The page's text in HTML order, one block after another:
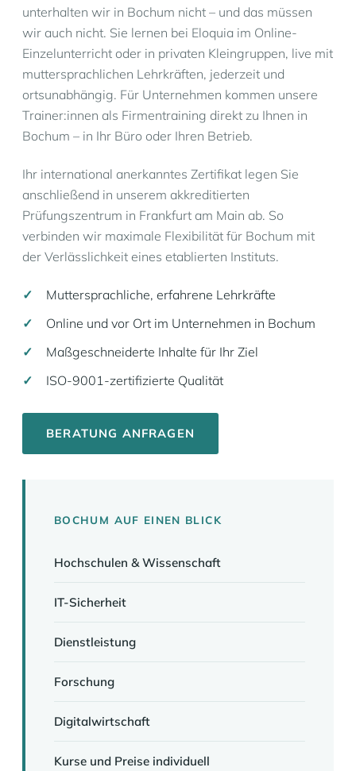
unterhalten wir in Bochum nicht – und das müssen
wir auch nicht. Sie lernen bei Eloquia im Online-
Einzelunterricht oder in privaten Kleingruppen, live mit
muttersprachlichen Lehrkräften, jederzeit und
ortsunabhängig. Für Unternehmen kommen unsere
Trainer:innen als Firmentraining direkt zu Ihnen in
Bochum – in Ihr Büro oder Ihren Betrieb.
Ihr international anerkanntes Zertifikat legen Sie
anschließend in unserem akkreditierten
Prüfungszentrum in Frankfurt am Main ab. So
verbinden wir maximale Flexibilität für Bochum mit
der Verlässlichkeit eines etablierten Instituts.
Muttersprachliche, erfahrene Lehrkräfte
Online und vor Ort im Unternehmen in Bochum
Maßgeschneiderte Inhalte für Ihr Ziel
ISO-9001-zertifizierte Qualität
BERATUNG ANFRAGEN
BOCHUM AUF EINEN BLICK
Hochschulen & Wissenschaft
IT-Sicherheit
Dienstleistung
Forschung
Digitalwirtschaft
Kurse und Preise individuell